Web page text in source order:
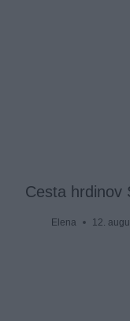
Cesta hrdinov
Elena 12.